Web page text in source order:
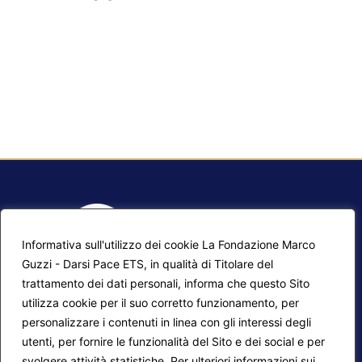
Informativa sull'utilizzo dei cookie La Fondazione Marco
Guzzi - Darsi Pace ETS, in qualità di Titolare del
trattamento dei dati personali, informa che questo Sito
utilizza cookie per il suo corretto funzionamento, per
personalizzare i contenuti in linea con gli interessi degli
utenti, per fornire le funzionalità del Sito e dei social e per
Mappa del sito Calendario corsi